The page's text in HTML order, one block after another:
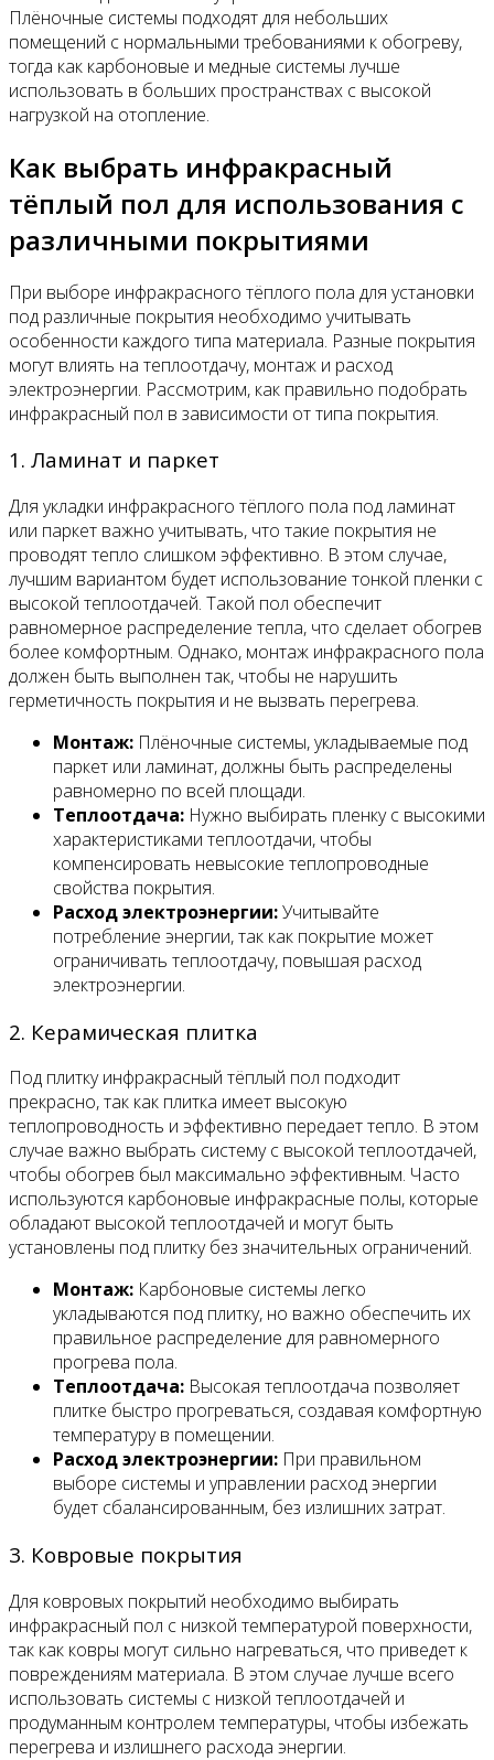
Плёночные системы подходят для небольших
помещений с нормальными требованиями к обогреву,
тогда как карбоновые и медные системы лучше
использовать в больших пространствах с высокой
нагрузкой на отопление.
Как выбрать инфракрасный
тёплый пол для использования с
различными покрытиями
При выборе инфракрасного тёплого пола для установки
под различные покрытия необходимо учитывать
особенности каждого типа материала. Разные покрытия
могут влиять на теплоотдачу, монтаж и расход
электроэнергии. Рассмотрим, как правильно подобрать
инфракрасный пол в зависимости от типа покрытия.
1. Ламинат и паркет
Для укладки инфракрасного тёплого пола под ламинат
или паркет важно учитывать, что такие покрытия не
проводят тепло слишком эффективно. В этом случае,
лучшим вариантом будет использование тонкой пленки с
высокой теплоотдачей. Такой пол обеспечит
равномерное распределение тепла, что сделает обогрев
более комфортным. Однако, монтаж инфракрасного пола
должен быть выполнен так, чтобы не нарушить
герметичность покрытия и не вызвать перегрева.
Монтаж: Плёночные системы, укладываемые под
паркет или ламинат, должны быть распределены
равномерно по всей площади.
Теплоотдача: Нужно выбирать пленку с высокими
характеристиками теплоотдачи, чтобы
компенсировать невысокие теплопроводные
свойства покрытия.
Расход электроэнергии:Учитывайте
потребление энергии, так как покрытие может
ограничивать теплоотдачу, повышая расход
электроэнергии.
2. Керамическая плитка
Под плитку инфракрасный тёплый пол подходит
прекрасно, так как плитка имеет высокую
теплопроводность и эффективно передает тепло. В этом
случае важно выбрать систему с высокой теплоотдачей,
чтобы обогрев был максимально эффективным. Часто
используются карбоновые инфракрасные полы, которые
обладают высокой теплоотдачей и могут быть
установлены под плитку без значительных ограничений.
Монтаж: Карбоновые системы легко
укладываются под плитку, но важно обеспечить их
правильное распределение для равномерного
прогрева пола.
Теплоотдача: Высокая теплоотдача позволяет
плитке быстро прогреваться, создавая комфортную
температуру в помещении.
Расход электроэнергии: При правильном
выборе системы и управлении расход энергии
будет сбалансированным, без излишних затрат.
3. Ковровые покрытия
Для ковровых покрытий необходимо выбирать
инфракрасный пол с низкой температурой поверхности,
так как ковры могут сильно нагреваться, что приведет к
повреждениям материала. В этом случае лучше всего
использовать системы с низкой теплоотдачей и
продуманным контролем температуры, чтобы избежать
перегрева и излишнего расхода энергии.